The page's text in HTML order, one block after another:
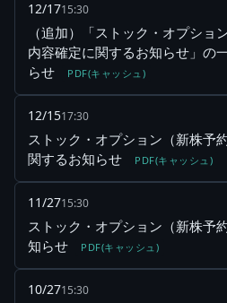
12/1715:30
（追加）「ストック・オプショ
内容確定に関するお知らせ」の
らせ
PDF(キャッシュ)
12/1517:30
ストック・オプション（新株予
関するお知らせ
PDF(キャッシュ)
11/2715:30
ストック・オプション（新株予
知らせ
PDF(キャッシュ)
10/2715:30